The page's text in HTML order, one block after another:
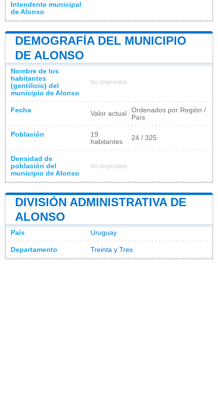
Intendente municipal
de Alonso
DEMOGRAFÍA DEL MUNICIPIO
DE ALONSO
Nombre de los
habitantes
(gentilicio) del
municipio de Alonso
No disponible
Fecha Valor actual
Ordenados por Región /
País
Población
19
habitantes
24 / 325
Densidad de
población del
municipio de Alonso
No disponible
DIVISIÓN ADMINISTRATIVA DE
ALONSO
País Uruguay
Departamento Treinta y Tres